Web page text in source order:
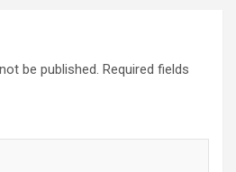
be published. Required fields